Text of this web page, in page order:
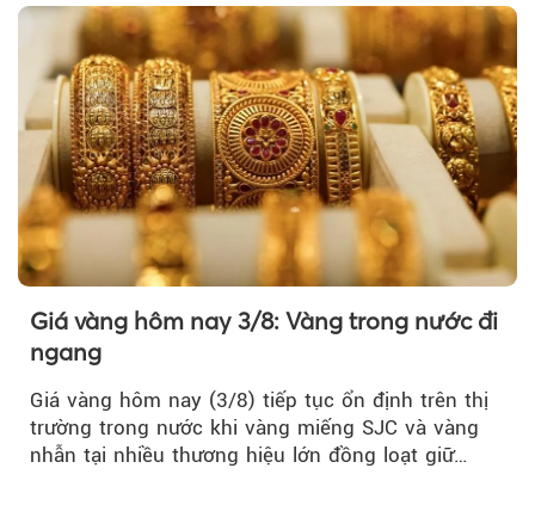
Giá vàng hôm nay 3/8: Vàng trong nước đi
ngang
Giá vàng hôm nay (3/8) tiếp tục ổn định trên thị
trường trong nước khi vàng miếng SJC và vàng
nhẫn tại nhiều thương hiệu lớn đồng loạt giữ